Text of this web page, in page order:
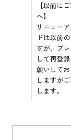
【以前に
へ】
リニュー
ドは以前
すが、プ
して再登
願いして
しますが
します。